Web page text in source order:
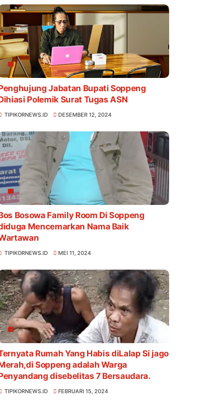
Jabatan Bupati Soppeng
Polemik Surat Tugas ASN
TIPIKORNEWS.ID DESEMBER 12, 2024
Bosowa Family Room Di Soppeng
Mencemarkan Nama Baik
TIPIKORNEWS.ID MEI 11, 2024
Rumah Yang Habis diLalap Si jago
Soppeng adalah Warga
disebelitas 7 Bersaudara.
TIPIKORNEWS.ID FEBRUARI 15, 2024